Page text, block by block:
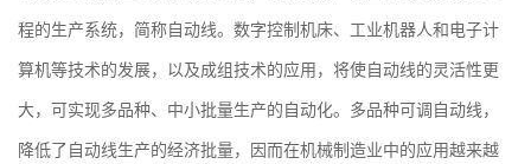
程的生产系统，简称自动线。数字控制机床、工业机器人和电子计
算机等技术的发展，以及成组技术的应用，将使自动线的灵活性更
大，可实现多品种、中小批量生产的自动化。多品种可调自动线，
降低了自动线生产的经济批量，因而在机械制造业中的应用越来越